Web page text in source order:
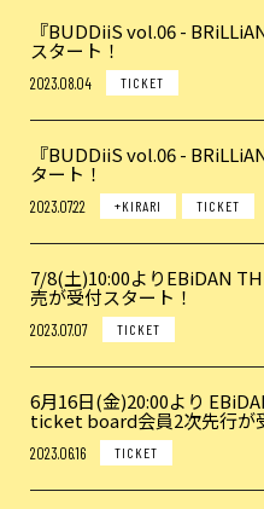
『BUDDiiS vol.06 -
スタート！
2023.08.04 TICKET
『BUDDiiS vol.06 -
タート！
2023.07.22 +KIRARI TICKET
7/8(土)10:00よりEBiDAN
売が受付スタート！
2023.07.07 TICKET
6月16日(金)20:00より
ticket board会員2次先行が
2023.06.16 TICKET